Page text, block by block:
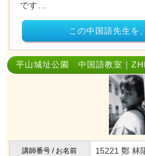
です...
この中国語先生を
平山城址公園 中国語教室｜
講師番号 / お名前 15221 鄭 林